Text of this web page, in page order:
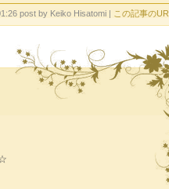
post by Keiko Hisatomi | この記事の